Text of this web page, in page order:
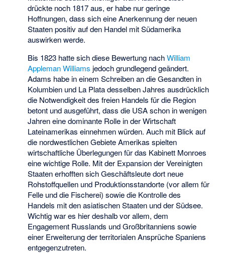
drückte noch 1817 aus, er habe nur geringe
Hoffnungen, dass sich eine Anerkennung der neuen
Staaten positiv auf den Handel mit Südamerika
auswirken werde.
Bis 1823 hatte sich diese Bewertung nachWilliam
Appleman Williams jedoch grundlegend geändert.
Adams habe in einem Schreiben an die Gesandten in
Kolumbien und La Plata desselben Jahres ausdrücklich
die Notwendigkeit des freien Handels für die Region
betont und ausgeführt, dass die USA schon in wenigen
Jahren eine dominante Rolle in der Wirtschaft
Lateinamerikas einnehmen würden. Auch mit Blick auf
die nordwestlichen Gebiete Amerikas spielten
wirtschaftliche Überlegungen für das Kabinett Monroes
eine wichtige Rolle. Mit der Expansion der Vereinigten
Staaten erhofften sich Geschäftsleute dort neue
Rohstoffquellen und Produktionsstandorte (vor allem für
Felle und die Fischerei) sowie die Kontrolle des
Handels mit den asiatischen Staaten und der Südsee.
Wichtig war es hier deshalb vor allem, dem
Engagement Russlands und Großbritanniens sowie
einer Erweiterung der territorialen Ansprüche Spaniens
entgegenzutreten.